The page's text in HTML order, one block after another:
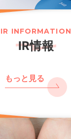
IR INFORMATION
IR情報
もっと見る